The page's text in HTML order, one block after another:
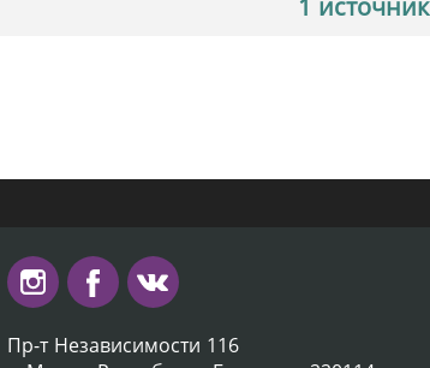
1 источник
Пр-т Независимости 116